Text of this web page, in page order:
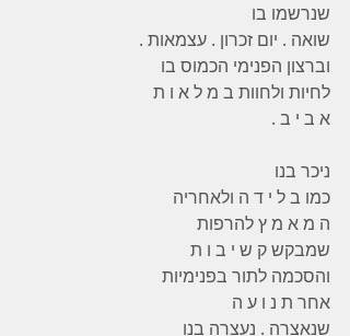
שנרשמו בו
שואה . יום זכרון . עצמאות .
וברצון הפנימי הכמוס בו
לחיות ולחוות ב מ ל א ו ת
א ב י ב .
ניכר בנו
כמו ב ל י ד ה ולאחריה
ה מ א מ ץ להרפות
שמבקש ק ש י ב ו ת
והסכמה לתור בפנימיות
אחר ת נ ו ע ה
שנאצרה . נעצרה בנו